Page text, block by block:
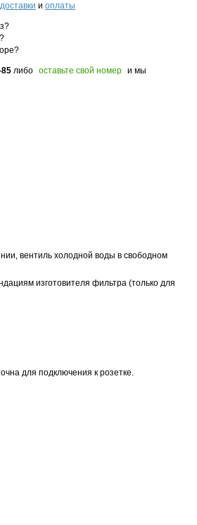
доставки и оплаты
85 либо оставьте свой номер и мы
вентиль холодной воды в свободном
изготовителя фильтра (только для
для подключения к розетке.